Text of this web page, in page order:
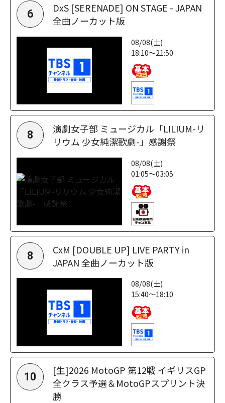
6
DxS [SERENADE] ON STAGE - JAPAN
全曲ノーカット版
08/08(土)
18:10～21:50
8
演劇女子部 ミュージカル「LILIUM-リ
リウム 少女純潔歌劇-」感謝祭
08/08(土)
01:05～03:05
8
CxM [DOUBLE UP] LIVE PARTY in
JAPAN 全曲ノーカット版
08/08(土)
15:40～18:10
10
[生]2026 MotoGP 第12戦 イギリスGP
全クラス予選＆MotoGPスプリント決
勝